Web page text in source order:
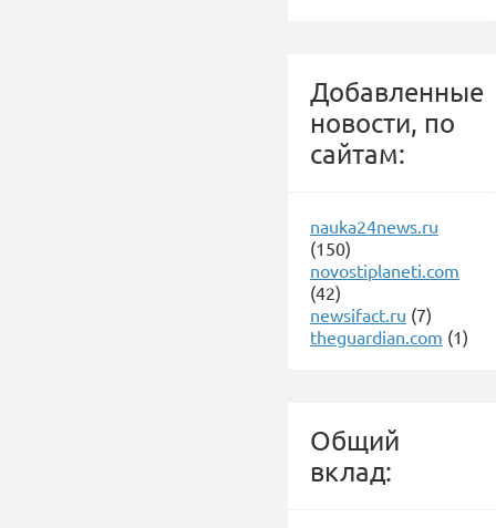
Добавленные
новости, по
сайтам:
nauka24news.ru
(150)
novostiplaneti.com
(42)
newsifact.ru (7)
theguardian.com (1)
Общий
вклад: